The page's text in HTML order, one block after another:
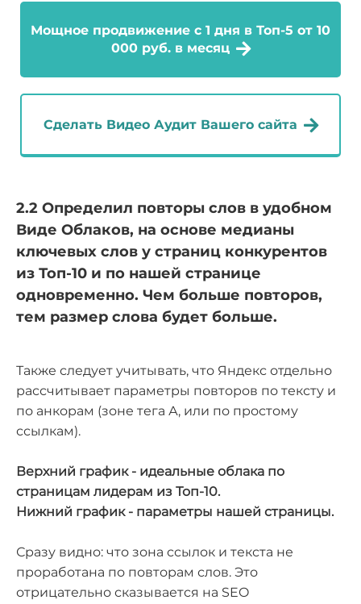
Мощное продвижение с 1 дня в Топ-5 от 10
000 руб. в месяц
Сделать Видео Аудит Вашего сайта
2.2 Определил повторы слов в удобном
Виде Облаков, на основе медианы
ключевых слов у страниц конкурентов
из Топ-10 и по нашей странице
одновременно. Чем больше повторов,
тем размер слова будет больше.
Также следует учитывать, что Яндекс отдельно
рассчитывает параметры повторов по тексту и
по анкорам (зоне тега А, или по простому
ссылкам).
Верхний график - идеальные облака по
страницам лидерам из Топ-10.
Нижний график - параметры нашей страницы.
Сразу видно: что зона ссылок и текста не
проработана по повторам слов. Это
отрицательно сказывается на SEO